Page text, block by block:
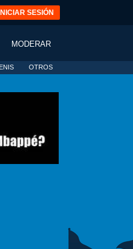
INICIAR SESIÓN
MODERAR
OTROS